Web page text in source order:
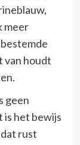
meer
van houdt
geen
is het bewijs
rust